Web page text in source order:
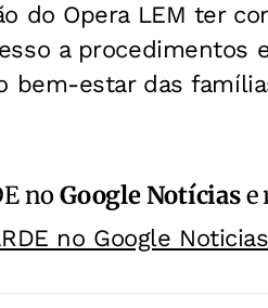
do Opera LEM ter
a procedimentos
bem-estar das
noGoogle Notíciase
no Google Noticias